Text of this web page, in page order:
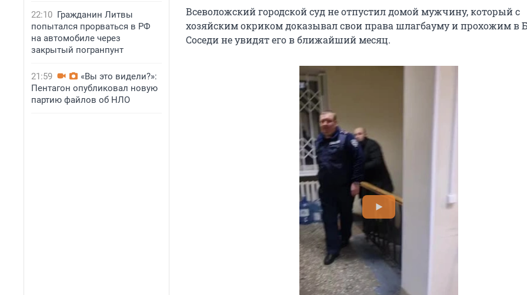
22:10 Гражданин Литвы
попытался прорваться в РФ
на автомобиле через
закрытый погранпунт
21:59
«Вы это видели?»:
Пентагон опубликовал новую
партию файлов об НЛО
Всеволожский городской суд не отпустил домой мужчину, который с
хозяйским окриком доказывал свои права шлагбауму и прохожим в
Соседи не увидят его в ближайший месяц.